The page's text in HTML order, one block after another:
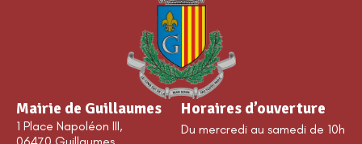
Mairie de Guillaumes
1 Place Napoléon III,
Horaires d’ouverture
Du mercredi au samedi de 10h